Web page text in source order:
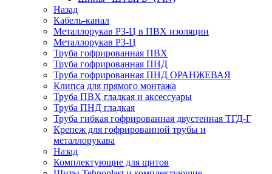
Назад
Кабель-канал
Металлорукав РЗ-Ц в ПВХ изоляции
Металлорукав РЗ-Ц
Труба гофрированная ПВХ
Труба гофрированная ПНД
Труба гофрированная ПНД ОРАНЖЕВАЯ
Клипса для прямого монтажа
Труба ПВХ гладкая и аксессуары
Труба ПНД гладкая
Труба гибкая гофрированная двустенная ТГД-Г
Крепеж для гофрированной трубы и
металлорукава
Назад
Комплектующие для щитов